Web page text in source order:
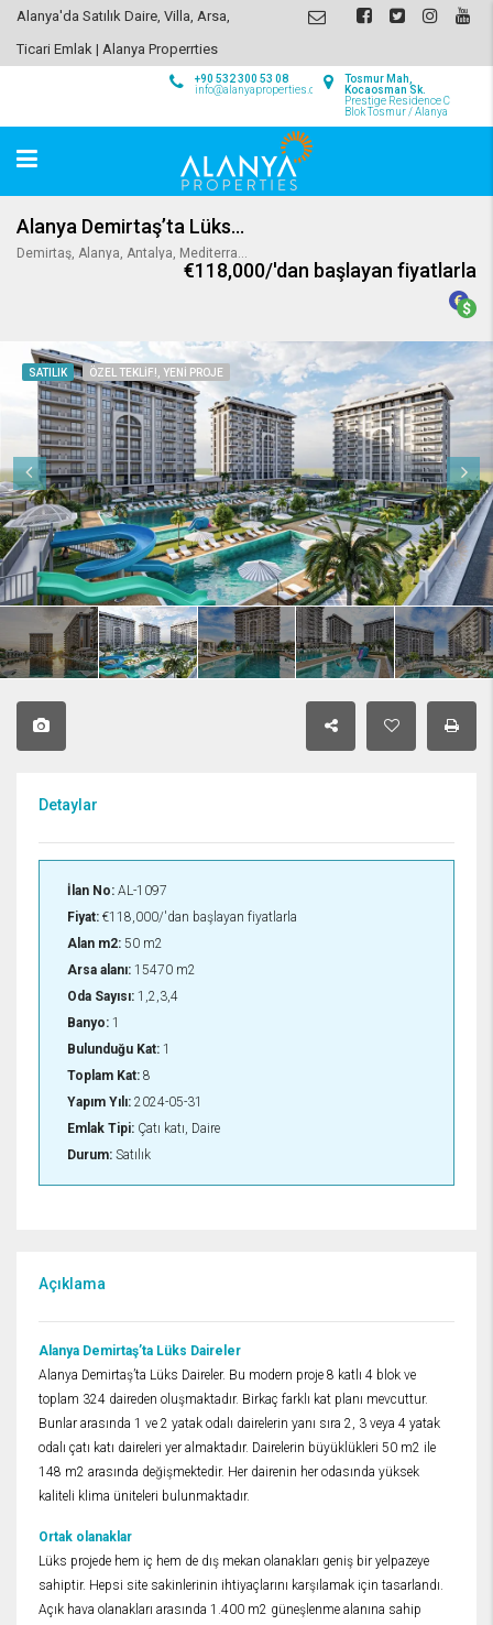
Alanya'da Satılık Daire, Villa, Arsa,
Ticari Emlak | Alanya Properrties
Tosmur Mah,
Kocaosman Sk.
Prestige Residence C
Blok Tosmur / Alanya
+90 532 300 53 08
info@alanyaproperties.com
Alanya Demirtaş’ta Lüks Daireler
Demirtaş, Alanya, Antalya, Mediterranean Region, Turkey
€118,000/'dan başlayan fiyatlarla
SATILIK ÖZEL TEKLIF!, YENI PROJE
Detaylar
İlan No: AL-1097
Fiyat: €118,000/'dan başlayan fiyatlarla
Alan m2: 50 m2
Arsa alanı: 15470 m2
Oda Sayısı: 1,2,3,4
Banyo: 1
Bulunduğu Kat: 1
Toplam Kat: 8
Yapım Yılı: 2024-05-31
Emlak Tipi: Çatı katı, Daire
Durum: Satılık
Açıklama
Alanya Demirtaş’ta Lüks Daireler
Alanya Demirtaş’ta Lüks Daireler. Bu modern proje 8 katlı 4 blok ve
toplam 324 daireden oluşmaktadır. Birkaç farklı kat planı mevcuttur.
Bunlar arasında 1 ve 2 yatak odalı dairelerin yanı sıra 2, 3 veya 4 yatak
odalı çatı katı daireleri yer almaktadır. Dairelerin büyüklükleri 50 m2 ile
148 m2 arasında değişmektedir. Her dairenin her odasında yüksek
kaliteli klima üniteleri bulunmaktadır.
Ortak olanaklar
Lüks projede hem iç hem de dış mekan olanakları geniş bir yelpazeye
sahiptir. Hepsi site sakinlerinin ihtiyaçlarını karşılamak için tasarlandı.
Açık hava olanakları arasında 1.400 m2 güneşlenme alanına sahip